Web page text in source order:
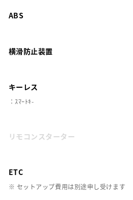
ABS
横滑防止装置
キーレス
：ｽﾏｰﾄｷ-
リモコンスターター
ETC
※ セットアップ費用は別途申し受けます